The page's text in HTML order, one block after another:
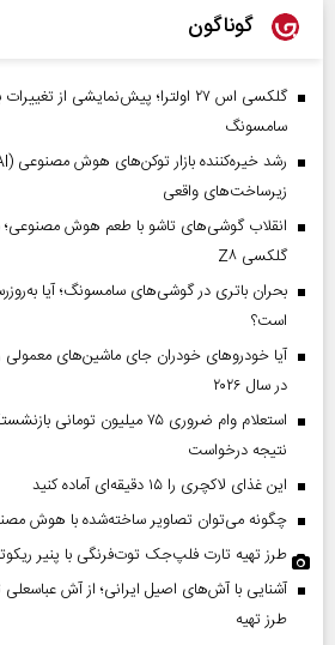
گوناگون
گلکسی اس ۲۷ اولترا؛ پیش‌نمایشی از
سامسونگ
زیرساخت‌های واقعی
انقلاب گوشی‌های تاشو‌ با طعم هوش مصنوعی؛
گلکسی Z۸
است؟
آیا خودروهای خودران جای ماشین‌های
در سال ۲۰۲۶
استعلام وام ضروری ۷۵ میلیون
نتیجه درخواست
این غذای لاکچری را ۱۵ دقیقه‌ای آماده کنید
چگونه می‌توان تصاویر ساخته‌شده با هوش
طرز تهیه تارت فلپ‌جک توت‌فرنگی با پنیر
آشنایی با آش‌های اصیل ایرانی؛ از آش
طرز تهیه